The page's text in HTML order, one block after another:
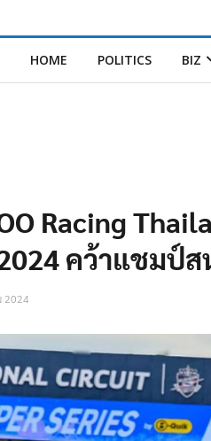
HOME POLITICS BIZ
Racing
คว้าแชมป์
2024